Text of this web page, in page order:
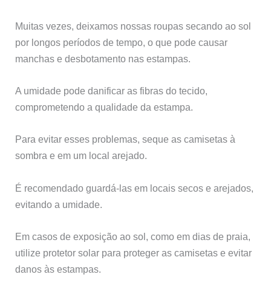
Muitas vezes, deixamos nossas roupas secando ao sol
por longos períodos de tempo, o que pode causar
manchas e desbotamento nas estampas.
A umidade pode danificar as fibras do tecido,
comprometendo a qualidade da estampa.
Para evitar esses problemas, seque as camisetas à
sombra e em um local arejado.
É recomendado guardá-las em locais secos e arejados,
evitando a umidade.
Em casos de exposição ao sol, como em dias de praia,
utilize protetor solar para proteger as camisetas e evitar
danos às estampas.